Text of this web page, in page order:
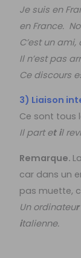
Je suis en
en France.
C’est un ami,
Il n’est pas
Ce discours
3) Liaison
Ce sont tous
Il part et il
Remarque.
car dans un
pas muette,
Un ordinateur
italienne.